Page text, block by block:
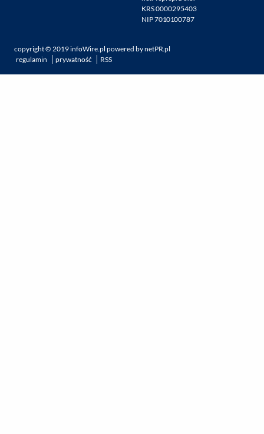
KRS 0000295403
NIP 7010100787
copyright ©2019infoWire.pl powered bynetPR.pl
regulamin
prywatność RSS